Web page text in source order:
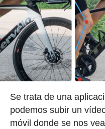
Se trata de una
podemos subir un
móvil donde se nos